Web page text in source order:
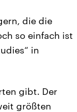
die die
so einfach ist
in
gibt. Der
größten